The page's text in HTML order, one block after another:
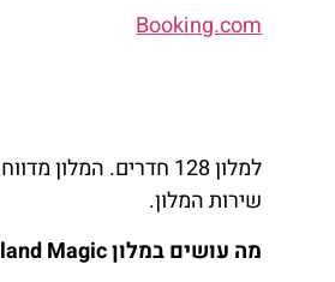
Booking.com
למלון 128 חדרים.
המלון
שירות המלון.
מה עושים במלון Gardaland Magic? רשימת מתקני המלון: